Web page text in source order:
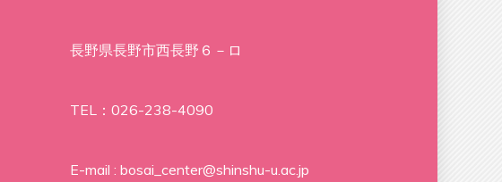
長野県長野市西長野６－ロ
TEL：026-238-4090
E-mail : bosai_center@shinshu-u.ac.jp